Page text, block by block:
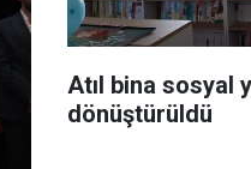
Atıl bina sosyal
dönüştürüldü